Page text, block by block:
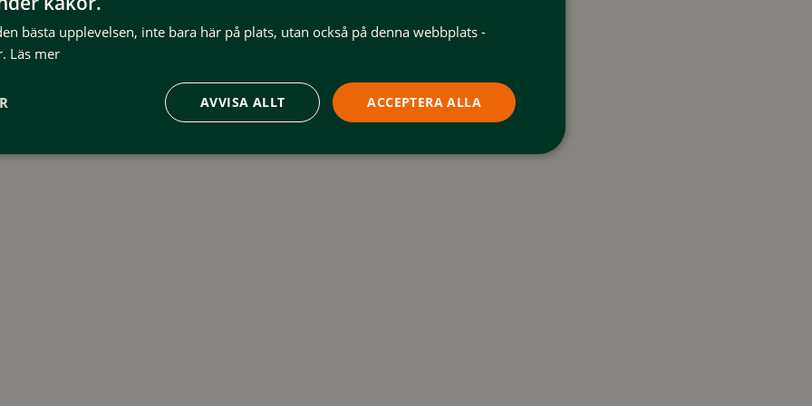
Det finns även en
ingår.
bästa upplevelsen, inte bara här på plats, utan också på denna webbplats -
Läs mer
ACCEPTERA ALLA
AVVISA ALLT